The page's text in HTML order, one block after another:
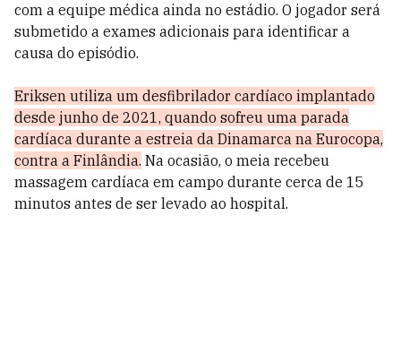
com a equipe médica ainda no estádio. O jogador será
submetido a exames adicionais para identificar a
causa do episódio.
Eriksen utiliza um desfibrilador cardíaco implantado
desde junho de 2021, quando sofreu uma parada
cardíaca durante a estreia da Dinamarca na Eurocopa,
contra a Finlândia. Na ocasião, o meia recebeu
massagem cardíaca em campo durante cerca de 15
minutos antes de ser levado ao hospital.